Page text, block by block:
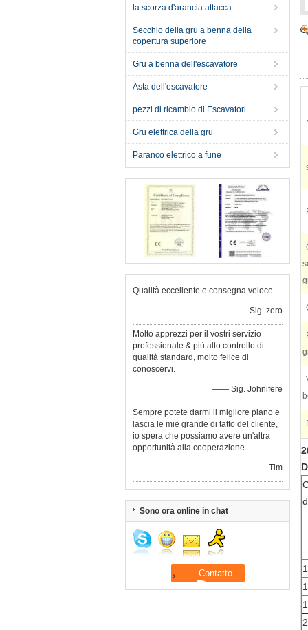
la scorza d'arancia attacca
Secchio della gru a benna della
copertura superiore
Gru a benna dell'escavatore
Asta dell'escavatore
pezzi di ricambio di Escavatori
Gru elettrica della gru
Paranco elettrico a fune
Qualità eccellente e consegna veloce.
—— Sig. zero
Molto apprezzi per il vostri servizio
professionale & più alto controllo di
qualità standard, molto felice di
conoscervi.
—— Sig. Johnifere
Sempre potete darmi il migliore piano e
lascia le mie grande di tatto del cliente,
io spera che possiamo avere un'altra
opportunità alla cooperazione.
—— Tim
Sono ora online in chat